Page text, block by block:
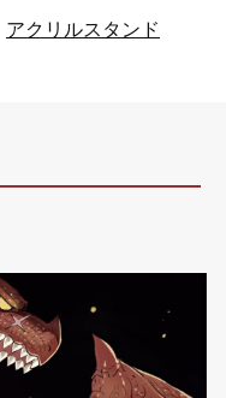
アクリルスタンド